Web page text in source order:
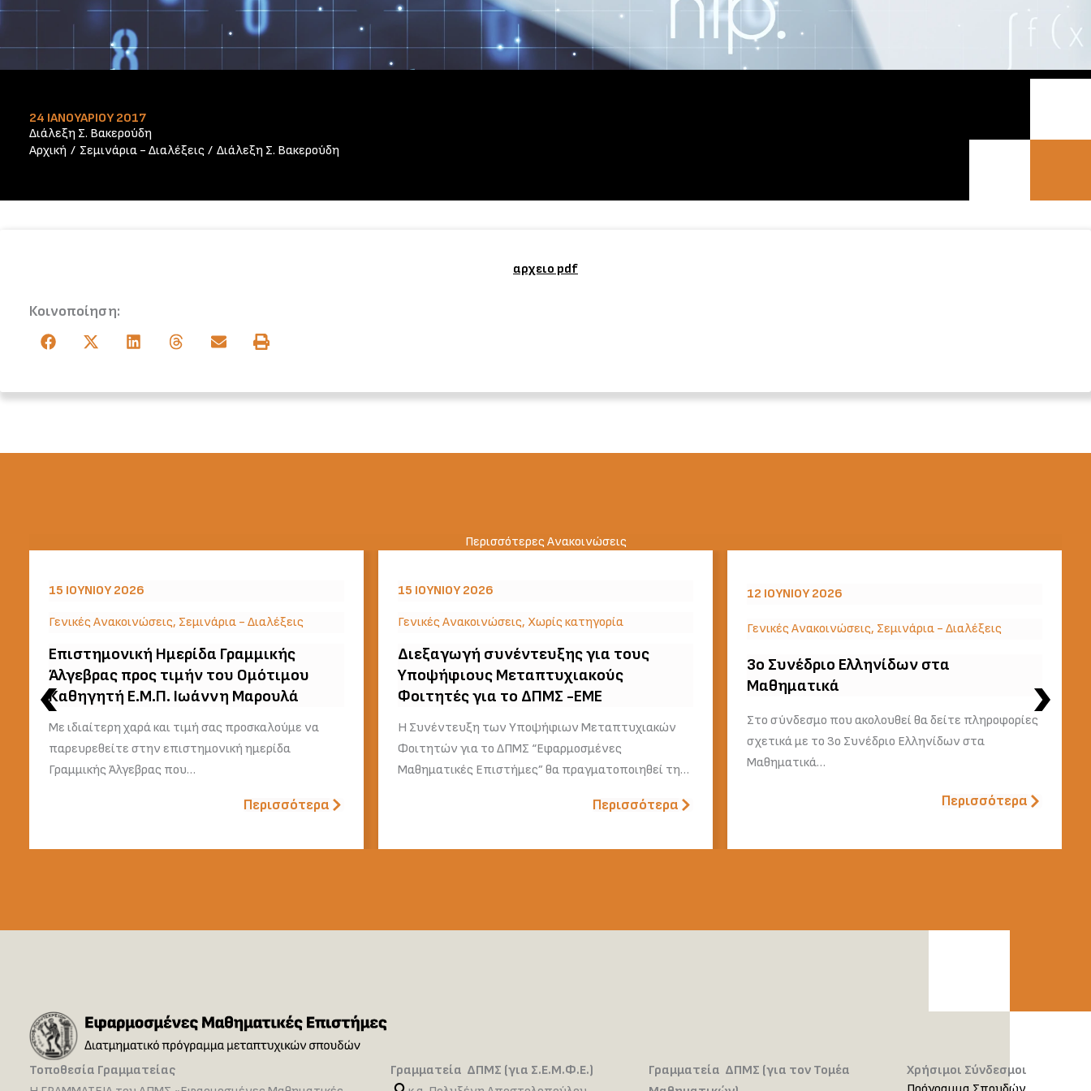
24 ΙΑΝΟΥΑΡΊΟΥ 2017
Διάλεξη Σ. Βακερούδη
Αρχική
Σεμινάρια - Διαλέξεις Διάλεξη Σ. Βακερούδη
αρχειο pdf
Κοινοποίηση:
Περισσότερες Ανακοινώσεις
15 ΙΟΥΝΊΟΥ 2026
Γενικές Ανακοινώσεις, Σεμινάρια - Διαλέξεις
Επιστημονική Ημερίδα Γραμμικής
Άλγεβρας προς τιμήν του Ομότιμου
Καθηγητή Ε.Μ.Π. Ιωάννη Μαρουλά
Με ιδιαίτερη χαρά και τιμή σας προσκαλούμε να
παρευρεθείτε στην επιστημονική ημερίδα
Γραμμικής Άλγεβρας που…
Περισσότερα
15 ΙΟΥΝΊΟΥ 2026
Γενικές Ανακοινώσεις, Χωρίς κατηγορία
Διεξαγωγή συνέντευξης για τους
Υποψήφιους Μεταπτυχιακούς
Φοιτητές για το ΔΠΜΣ -ΕΜΕ
Η Συνέντευξη των Υποψήφιων Μεταπτυχιακών
Φοιτητών για το ΔΠΜΣ “Εφαρμοσμένες
Μαθηματικές Επιστήμες” θα πραγματοποιηθεί τη…
Περισσότερα
12 ΙΟΥΝΊΟΥ 2026
Γενικές Ανακοινώσεις, Σεμινάρια - Διαλέξεις
3o Συνέδριο Ελληνίδων στα
Μαθηματικά
Στο σύνδεσμο που ακολουθεί θα δείτε πληροφορίες
σχετικά με το 3ο Συνέδριο Ελληνίδων στα
Μαθηματικά…
Περισσότερα
Τοποθεσία Γραμματείας
Γραμματεία ΔΠΜΣ (για Σ.Ε.Μ.Φ.Ε.)
Γραμματεία ΔΠΜΣ (για τον Τομέα
Χρήσιμοι Σύνδεσμοι